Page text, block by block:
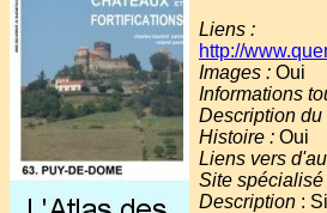
Liens :
http://
Images : Oui
Informations
Description du
Histoire : Oui
Liens vers
Site spécialisé
Description :